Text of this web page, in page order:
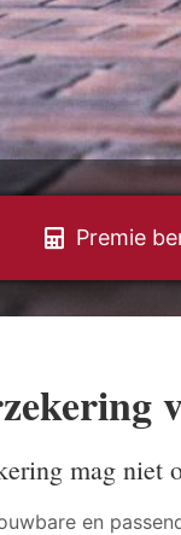
Premie
mag niet
en